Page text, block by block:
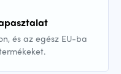
és az egész EU-ba